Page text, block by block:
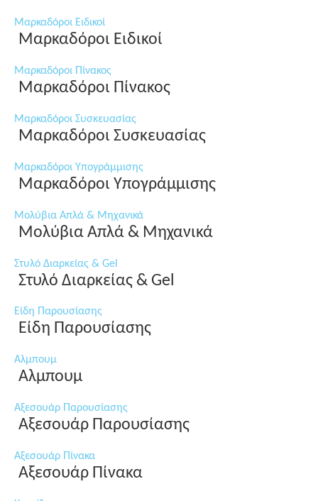
Μαρκαδόροι Ειδικοί
Μαρκαδόροι Ειδικοί
Μαρκαδόροι Πίνακος
Μαρκαδόροι Πίνακος
Μαρκαδόροι Συσκευασίας
Μαρκαδόροι Συσκευασίας
Μαρκαδόροι Υπογράμμισης
Μαρκαδόροι Υπογράμμισης
Μολύβια Απλά & Μηχανικά
Μολύβια Απλά & Μηχανικά
Στυλό Διαρκείας & Gel
Στυλό Διαρκείας & Gel
Είδη Παρουσίασης
Είδη Παρουσίασης
Αλμπουμ
Αλμπουμ
Αξεσουάρ Παρουσίασης
Αξεσουάρ Παρουσίασης
Αξεσουάρ Πίνακα
Αξεσουάρ Πίνακα